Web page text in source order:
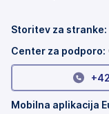
zavihku)
novem
Storitev za stranke:
Center za podporo:
Mobilna aplikacija